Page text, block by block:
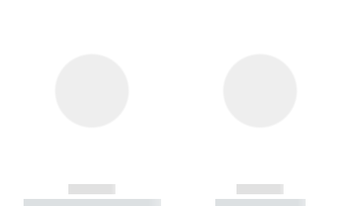
------------
----------- ----------- -----------
------------
----------- -----------